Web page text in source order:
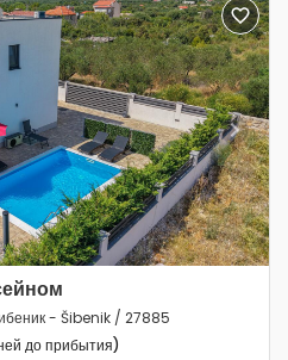
Next
- Šibenik / 27885
до прибытия)